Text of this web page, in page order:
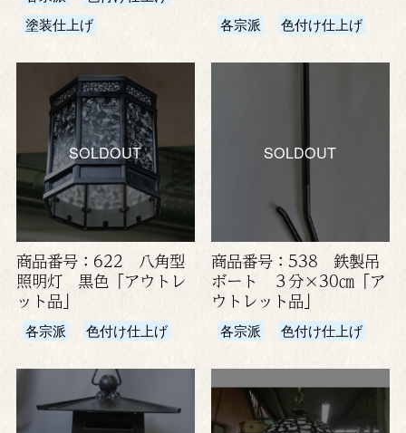
塗装仕上げ
各宗派 色付け仕上げ
SOLDOUT
商品番号：622 八角型
照明灯 黒色「アウトレ
ット品」
各宗派 色付け仕上げ
SOLDOUT
商品番号：538 鉄製吊
ボート ３分×30㎝「ア
ウトレット品」
各宗派 色付け仕上げ